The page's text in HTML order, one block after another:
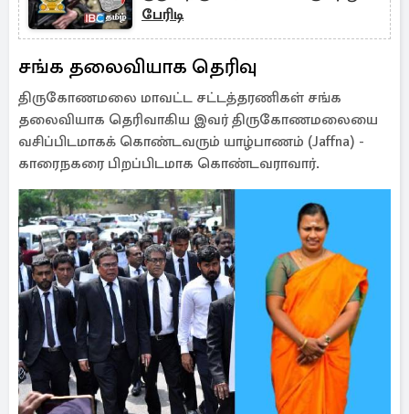
பேரிடி
சங்க தலைவியாக தெரிவு
திருகோணமலை மாவட்ட சட்டத்தரணிகள் சங்க
தலைவியாக தெரிவாகிய இவர் திருகோணமலையை
வசிப்பிடமாகக் கொண்டவரும் யாழ்பாணம் (Jaffna) -
காரைநகரை பிறப்பிடமாக கொண்டவராவார்.